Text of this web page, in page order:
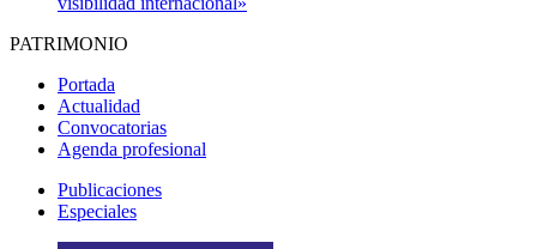
PATRIMONIO
Portada
Actualidad
Convocatorias
Agenda profesional
Publicaciones
Especiales